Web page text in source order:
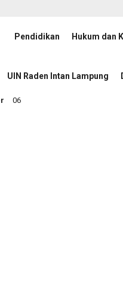
Pendidikan Hukum dan
UIN Raden Intan Lampung
Singapura
06